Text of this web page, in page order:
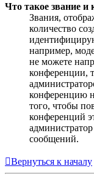
Что такое звание и
Звания,
количество
например,
не можете
конференции,
конференцию
того, чтобы
конференций
сообщений.
Вернуться к началу